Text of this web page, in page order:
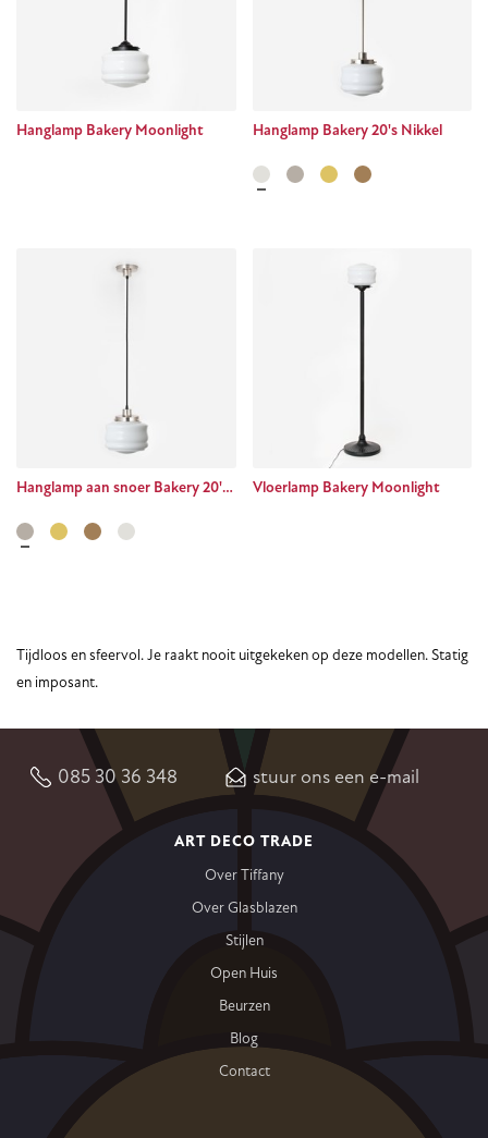
Hanglamp Bakery Moonlight Hanglamp Bakery 20's Nikkel
Hanglamp aan snoer Bakery 20's Matnikkel Vloerlamp Bakery Moonlight
Tijdloos en sfeervol. Je raakt nooit uitgekeken op deze modellen. Statig
en imposant.
085 30 36 348 stuur ons een e-mail
ART DECO TRADE
Over Tiffany
Over Glasblazen
Stijlen
Open Huis
Beurzen
Blog
Contact